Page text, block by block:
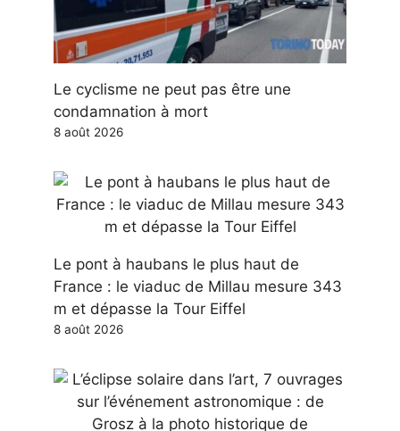
Le cyclisme ne peut pas être une
condamnation à mort
8 août 2026
Le pont à haubans le plus haut de
France : le viaduc de Millau mesure 343
m et dépasse la Tour Eiffel
8 août 2026